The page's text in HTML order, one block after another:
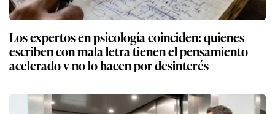
Los expertos en psicología coinciden: quienes
escriben con mala letra tienen el pensamiento
acelerado y no lo hacen por desinterés